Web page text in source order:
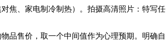
焦、家电制冷制热）。拍摄高清照片：特写任
品售价，取一个中间值作为心理预期。明确自